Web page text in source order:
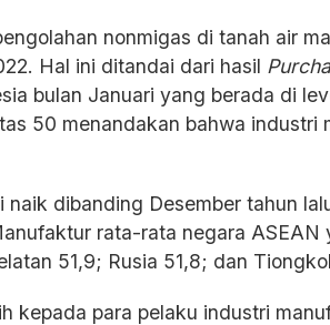
nonmigas di tanah air
Hal ini ditandai dari hasil
bulan Januari yang berada di
50 menandakan bahwa industri
dibanding Desember tahun
rata-rata negara ASEAN
51,9; Rusia 51,8; dan
kepada para pelaku industri